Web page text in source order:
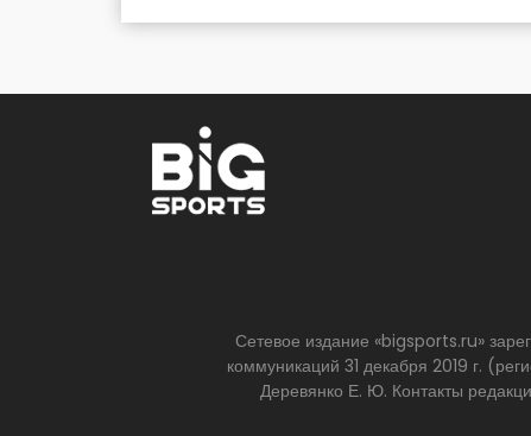
Сетевое издание «bigsports.ru»
коммуникаций 31 декабря 2019 г.
Деревянко Е. Ю. Контакты